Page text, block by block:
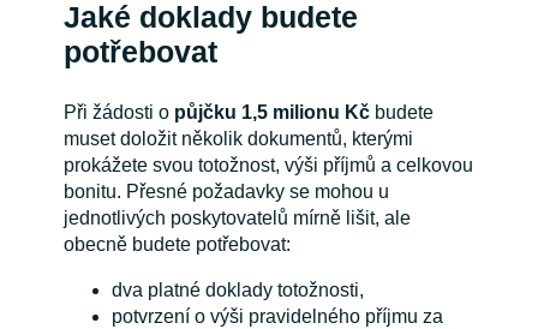
Jaké doklady budete
potřebovat
Při žádosti o půjčku 1,5 milionu Kčbudete
muset doložit několik dokumentů, kterými
prokážete svou totožnost, výši příjmů a celkovou
bonitu. Přesné požadavky se mohou u
jednotlivých poskytovatelů mírně lišit, ale
obecně budete potřebovat:
dva platné doklady totožnosti,
potvrzení o výši pravidelného příjmu za